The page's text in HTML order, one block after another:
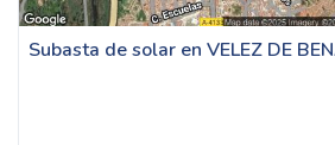
Subasta de solar en VELEZ DE